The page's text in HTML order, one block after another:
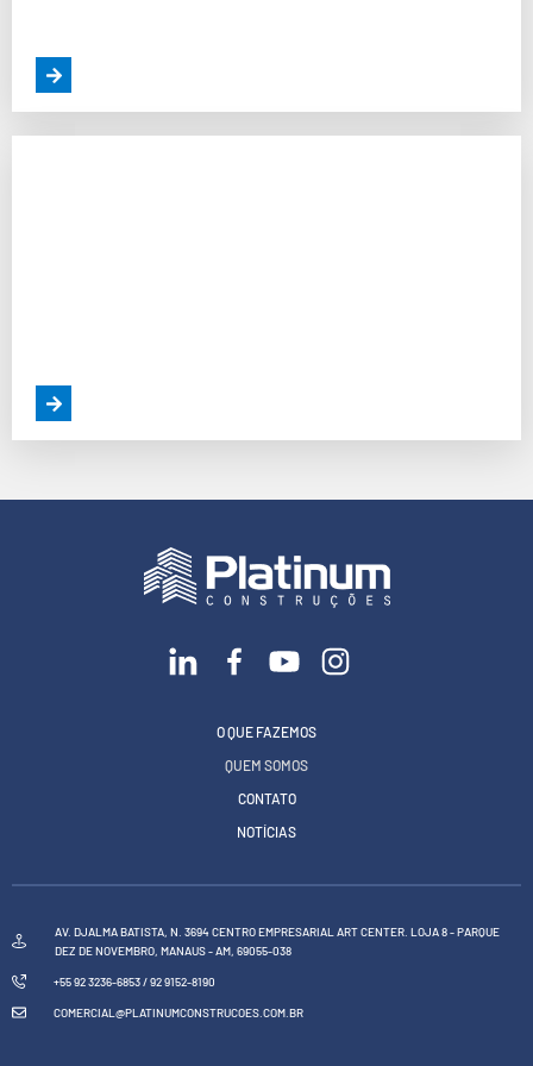
O QUE FAZEMOS
QUEM SOMOS
CONTATO
NOTÍCIAS
AV. DJALMA BATISTA, N. 3694 CENTRO EMPRESARIAL ART CENTER. LOJA 8 - PARQUE
DEZ DE NOVEMBRO, MANAUS - AM, 69055-038
+55 92 3236-6853 / 92 9152-8190
COMERCIAL@PLATINUMCONSTRUCOES.COM.BR